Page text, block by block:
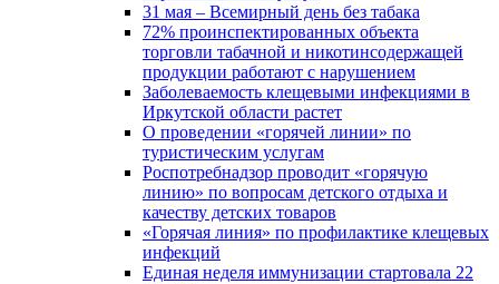
31 мая – Всемирный день без табака
72% проинспектированных объекта
торговли табачной и никотинсодержащей
продукции работают с нарушением
Заболеваемость клещевыми инфекциями в
Иркутской области растет
О проведении «горячей линии» по
туристическим услугам
Роспотребнадзор проводит «горячую
линию» по вопросам детского отдыха и
качеству детских товаров
«Горячая линия» по профилактике клещевых
инфекций
Единая неделя иммунизации стартовала 22